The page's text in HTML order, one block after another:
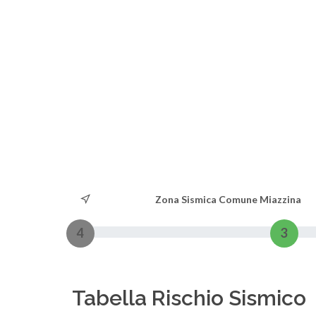
Zona Sismica Comune Miazzina
4 3
Tabella Rischio Sismico